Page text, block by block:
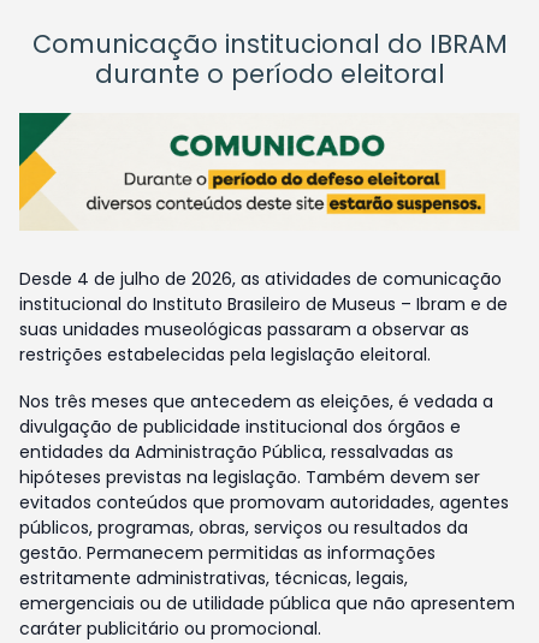
Comunicação institucional do IBRAM
durante o período eleitoral
Desde 4 de julho de 2026, as atividades de comunicação
institucional do Instituto Brasileiro de Museus – Ibram e de
suas unidades museológicas passaram a observar as
restrições estabelecidas pela legislação eleitoral.
Nos três meses que antecedem as eleições, é vedada a
divulgação de publicidade institucional dos órgãos e
entidades da Administração Pública, ressalvadas as
hipóteses previstas na legislação. Também devem ser
evitados conteúdos que promovam autoridades, agentes
públicos, programas, obras, serviços ou resultados da
gestão. Permanecem permitidas as informações
estritamente administrativas, técnicas, legais,
emergenciais ou de utilidade pública que não apresentem
caráter publicitário ou promocional.